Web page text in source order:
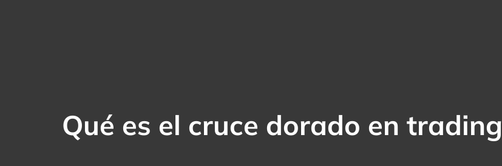
Qué es el cruce dorado en trading